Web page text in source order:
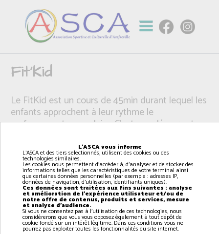
Fit'Kid
Le FitKid est un cours de 45min durant lequel les
enfants approchent à leur rythme le
renforcement musculaire. C’est une découverte
circuits et des exercices de musculation adaptés
à leurs âges.
L'ASCA vous informe
L'ASCA et des tiers selectionnés, utilisent des cookies ou des
technologies similaires.
Les cookies nous permettent d'accéder à, d'analyser et de stocker des
informations telles que les caractéristiques de votre terminal ainsi
que certaines données personnelles (par exemple : adresses IP,
données de navigation, d'utilisation, identifiants uniques).
Ces données sont traitées aux fins suivantes : analyse
et amélioration de l'expérience utilisateur et/ou de
notre offre de contenus, produits et services, mesure
et analyse d'audience.
Si vous ne consentez pas à l'utilisation de ces technologies, nous
considérerons que vous vous opposez également à tout dépôt de
cookie fondé sur un intérêt légitime. Dans ces conditions vous ne
pourrez pas exploiter toutes les fonctionnalités du site internet.